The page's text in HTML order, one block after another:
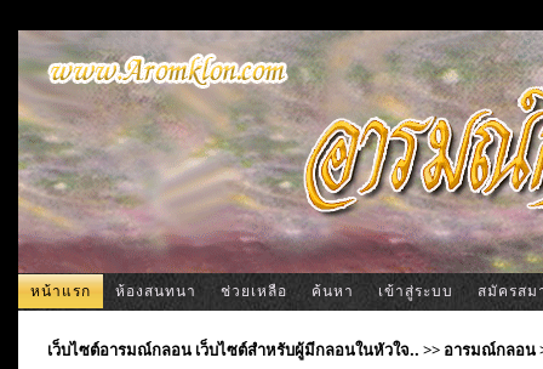
หน้าแรก ห้องสนทนา ช่วยเหลือ ค้นหา เข้าสู่ระบบ สมัครสม
เว็บไซต์อารมณ์กลอน เว็บไซต์สำหรับผู้มีกลอนในหัวใจ.. >> อารมณ์กลอน